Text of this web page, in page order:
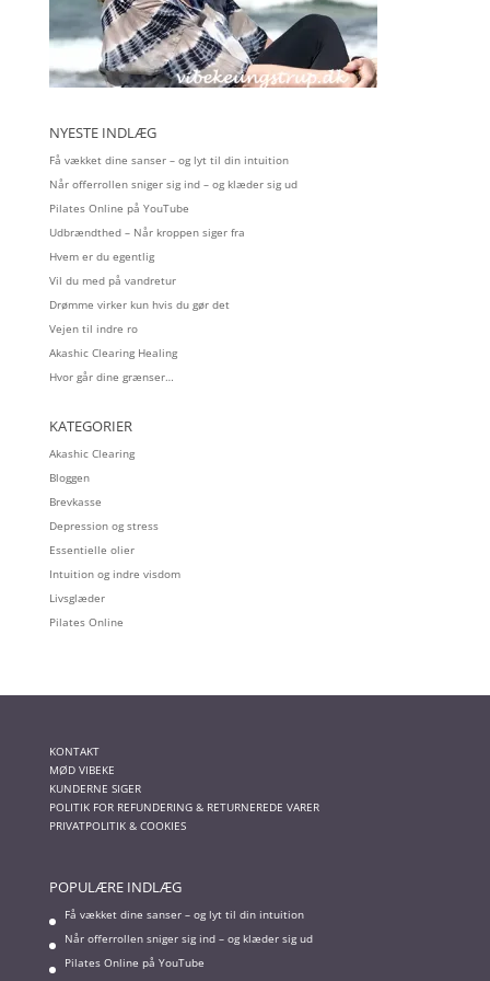
NYESTE INDLÆG
Få vækket dine sanser – og lyt til din intuition
Når offerrollen sniger sig ind – og klæder sig ud
Pilates Online på YouTube
Udbrændthed – Når kroppen siger fra
Hvem er du egentlig
Vil du med på vandretur
Drømme virker kun hvis du gør det
Vejen til indre ro
Akashic Clearing Healing
Hvor går dine grænser…
KATEGORIER
Akashic Clearing
Bloggen
Brevkasse
Depression og stress
Essentielle olier
Intuition og indre visdom
Livsglæder
Pilates Online
KONTAKT
MØD VIBEKE
KUNDERNE SIGER
POLITIK FOR REFUNDERING & RETURNEREDE VARER
PRIVATPOLITIK & COOKIES
POPULÆRE INDLÆG
Få vækket dine sanser – og lyt til din intuition
Når offerrollen sniger sig ind – og klæder sig ud
Pilates Online på YouTube